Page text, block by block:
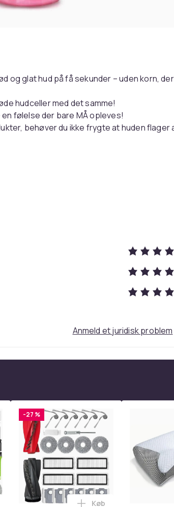
og glat hud på få sekunder – uden korn, der
hudceller med det samme!
følelse der bare MÅ opleves!
behøver du ikke frygte at huden flager
– uden ventetid og uden at huden flager af
underarmene (Keratosis pilaris)
glas ♻️
askorbinsyre (vitamin C), og vinsyre.
hud tekstur og renser porerne.
effektiv til hud, der er fedtet og betændt,
frugt indeholder den største dosis af naturlig
rigelig med fugt og smidighed.
samtidig giver fugt og har anti-aging effekt.
mindsker porer, beroliger huden og
Anmeld et juridisk problem
-27 %
Køb